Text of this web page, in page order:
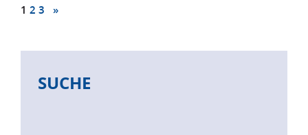
1 2 3 »
SUCHE